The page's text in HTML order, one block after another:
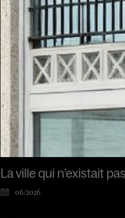
La ville qui n’existait
06/2026